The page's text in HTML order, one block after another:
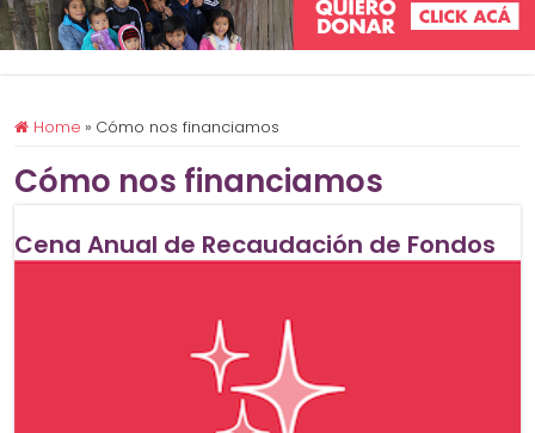
Home » Cómo nos financiamos
Cómo nos financiamos
Cena Anual de Recaudación de Fondos